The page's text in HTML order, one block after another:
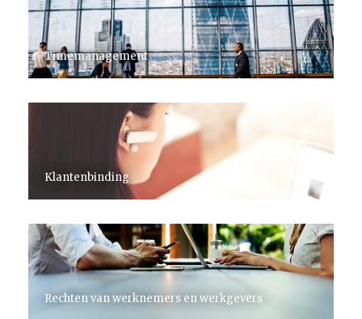
Timemanagement
Klantenbinding
Rechten van werknemers en werkgevers